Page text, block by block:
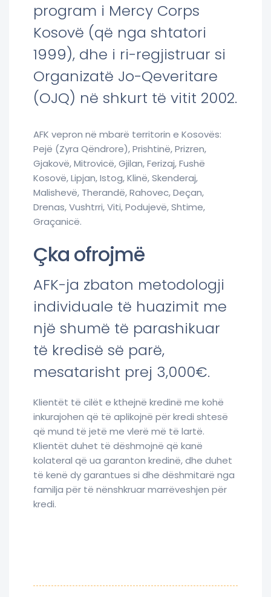
program i Mercy Corps
Kosovë (që nga shtatori
1999), dhe i ri-regjistruar si
Organizatë Jo-Qeveritare
(OJQ) në shkurt të vitit 2002.
AFK vepron në mbarë territorin e Kosovës:
Pejë (Zyra Qëndrore), Prishtinë, Prizren,
Gjakovë, Mitrovicë, Gjilan, Ferizaj, Fushë
Kosovë, Lipjan, Istog, Klinë, Skenderaj,
Malishevë, Therandë, Rahovec, Deçan,
Drenas, Vushtrri, Viti, Podujevë, Shtime,
Graçanicë.
Çka ofrojmë
AFK-ja zbaton metodologji
individuale të huazimit me
një shumë të parashikuar
të kredisë së parë,
mesatarisht prej 3,000€.
Klientët të cilët e kthejnë kredinë me kohë
inkurajohen që të aplikojnë për kredi shtesë
që mund të jetë me vlerë më të lartë.
Klientët duhet të dëshmojnë që kanë
kolateral që ua garanton kredinë, dhe duhet
të kenë dy garantues si dhe dëshmitarë nga
familja për të nënshkruar marrëveshjen për
kredi.